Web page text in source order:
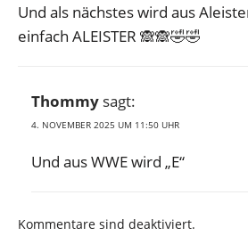
Und als nächstes wird aus
einfach ALEISTER 🙈🙈🤣🤣
Thommy sagt:
4. NOVEMBER 2025 UM 11:50 UHR
Und aus WWE wird „E“
Kommentare sind deaktiviert.